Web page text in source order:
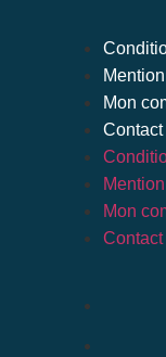
Mon
Contact
Mon
Contact